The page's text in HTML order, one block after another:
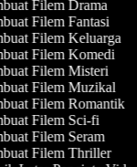
Filem Drama
Filem Fantasi
Filem Keluarga
Filem Komedi
Filem Misteri
Filem Muzikal
Filem Romantik
Filem Sci-fi
Filem Seram
Filem Thriller